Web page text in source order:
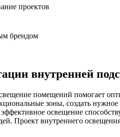
проектов
брендом
внутренней
помещений помогает
зоны, создать нужное
освещение
Проект внутреннего